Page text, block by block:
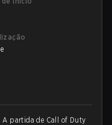
A partida de Call of Duty